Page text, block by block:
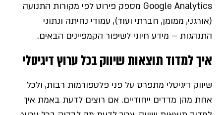
Google Analytics מספק פירוט לפי מקורות התנועה
(אורגני, ממומן, חברתי ועוד), עמודי נחיתה ונתוני
התנהגות – מידע חיוני לשיפור הקמפיינים הבאים.
איך למדוד תוצאות שיווק בכל ערוץ דיגיטלי
שיווק דיגיטלי מתפרס על פני פלטפורמות רבות, ולכל
אחת מהן מדדים ייחודיים. אם רוצים לדעת באמת איך